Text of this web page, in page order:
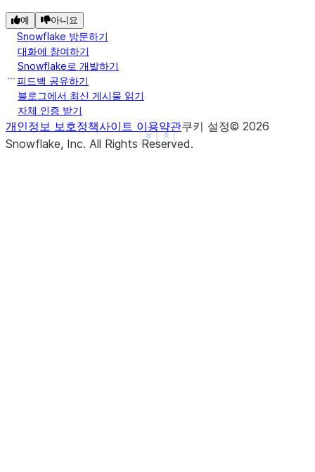
Show less
See more
예 아니요
Snowflake 방문하기
대화에 참여하기
Snowflake로 개발하기
피드백 공유하기
블로그에서 최신 게시물 읽기
자체 인증 받기
개인정보 보호정책사이트 이용약관쿠키 설정© 2026
Snowflake, Inc. All Rights Reserved.